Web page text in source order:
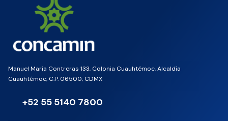
Manuel María Contreras 133, Colonia Cuauhtémoc, Alcaldía
Cuauhtémoc, C.P. 06500, CDMX
+52 55 5140 7800